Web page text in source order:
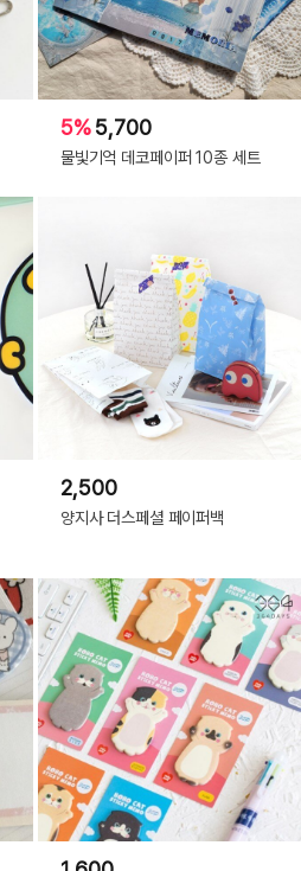
5%5,700
물빛기억 데코페이퍼 10종 세트
2,500
양지사 더스페셜 페이퍼백